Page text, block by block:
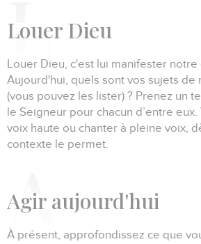
Louer Dieu
Louer Dieu, c'est lui manifester notre
Aujourd'hui, quels sont vos sujets de
(vous pouvez les lister) ? Prenez un
le Seigneur pour chacun d’entre eux.
voix haute ou chanter à pleine voix,
contexte le permet.
Agir aujourd'hui
À présent, approfondissez ce que